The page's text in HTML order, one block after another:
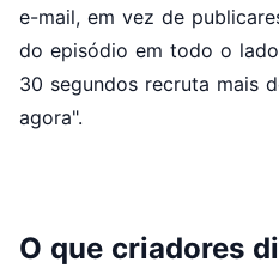
e-mail, em vez de
do episódio em todo o
30 segundos recruta mais
agora".
O que criadores